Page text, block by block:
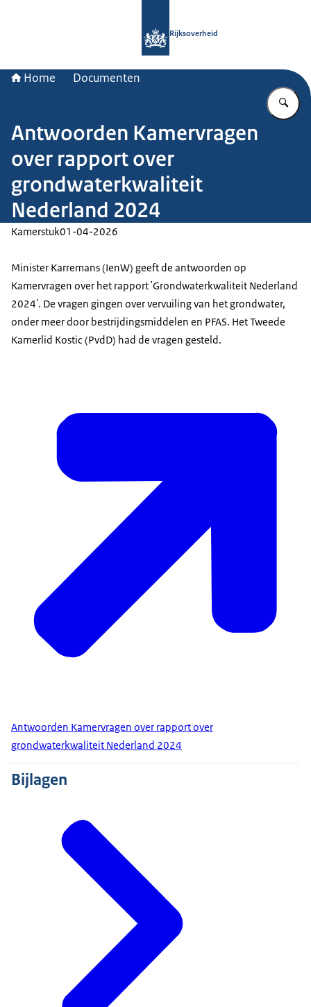
Rijksoverheid
Home Documenten
Antwoorden Kamervragen
over rapport over
grondwaterkwaliteit
Nederland 2024
Kamerstuk01-04-2026
Minister Karremans (IenW) geeft de antwoorden op
Kamervragen over het rapport 'Grondwaterkwaliteit Nederland
2024'. De vragen gingen over vervuiling van het grondwater,
onder meer door bestrijdingsmiddelen en PFAS. Het Tweede
Kamerlid Kostic (PvdD) had de vragen gesteld.
Antwoorden Kamervragen over rapport over
grondwaterkwaliteit Nederland 2024
Bijlagen